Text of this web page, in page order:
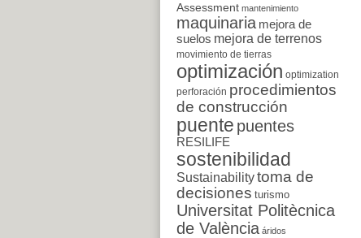
Assessment mantenimiento
maquinaria mejora de
suelos mejora de terrenos
movimiento de tierras
optimización optimization
perforación procedimientos
de construcción
puente puentes
RESILIFE
sostenibilidad
Sustainabilitytoma de
decisiones turismo
Universitat Politècnica
de València áridos